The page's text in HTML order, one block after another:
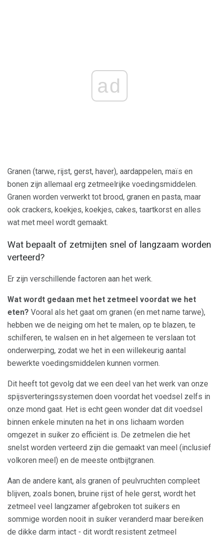
ad
Granen (tarwe, rijst, gerst, haver), aardappelen, maïs en
bonen zijn allemaal erg zetmeelrijke voedingsmiddelen.
Granen worden verwerkt tot brood, granen en pasta, maar
ook crackers, koekjes, koekjes, cakes, taartkorst en alles
wat met meel wordt gemaakt.
Wat bepaalt of zetmijten snel of langzaam worden
verteerd?
Er zijn verschillende factoren aan het werk.
Wat wordt gedaan met het zetmeel voordat we het
eten? Vooral als het gaat om granen (en met name tarwe),
hebben we de neiging om het te malen, op te blazen, te
schilferen, te walsen en in het algemeen te verslaan tot
onderwerping, zodat we het in een willekeurig aantal
bewerkte voedingsmiddelen kunnen vormen.
Dit heeft tot gevolg dat we een deel van het werk van onze
spijsverteringssystemen doen voordat het voedsel zelfs in
onze mond gaat. Het is echt geen wonder dat dit voedsel
binnen enkele minuten na het in ons lichaam worden
omgezet in suiker zo efficiënt is. De zetmelen die het
snelst worden verteerd zijn die gemaakt van meel (inclusief
volkoren meel) en de meeste ontbijtgranen.
Aan de andere kant, als granen of peulvruchten compleet
blijven, zoals bonen, bruine rijst of hele gerst, wordt het
zetmeel veel langzamer afgebroken tot suikers en
sommige worden nooit in suiker veranderd maar bereiken
de dikke darm intact - dit wordt resistent zetmeel